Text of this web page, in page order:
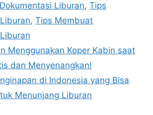
Liburan,Tips
, Tips Membuat
Menggunakan Koper Kabin saat
dan Menyenangkan!
di Indonesia yang Bisa
Menunjang Liburan